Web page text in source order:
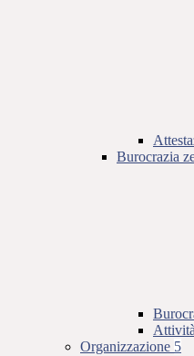
Burocrazia
Organizzazione 5